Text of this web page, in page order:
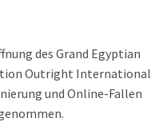
des Grand Egyptian
Outright International
und Online-Fallen